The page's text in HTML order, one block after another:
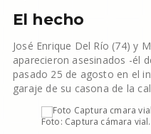
El hecho
José Enrique Del Río (74) y
aparecieron asesinados -él
pasado 25 de agosto en el
garaje de su casona de la
Foto: Captura cámara vial.